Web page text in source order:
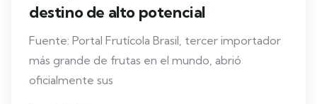
destino de alto potencial
Fuente: Portal Frutícola Brasil, tercer importador
más grande de frutas en el mundo, abrió
oficialmente sus